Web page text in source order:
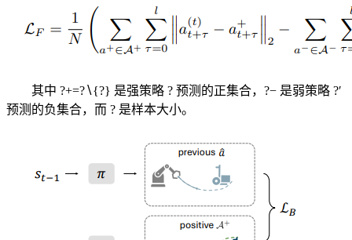
其中 ?+=?∖{?} 是强策略 ? 预测的正集合，?− 是弱策略 ?′
预测的负集合，而 ? 是样本大小。